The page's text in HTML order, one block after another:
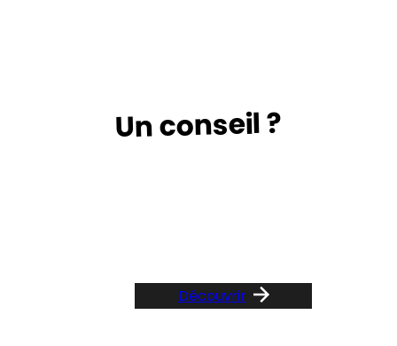
Un conseil ?
Découvrir